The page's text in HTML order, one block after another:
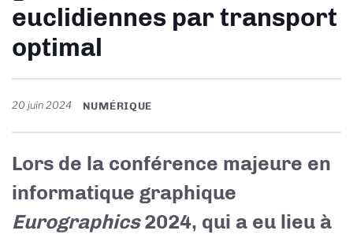
euclidiennes par transport
optimal
20 juin 2024 NUMÉRIQUE
Lors de la conférence majeure en
informatique graphique
Eurographics2024, qui a eu lieu à